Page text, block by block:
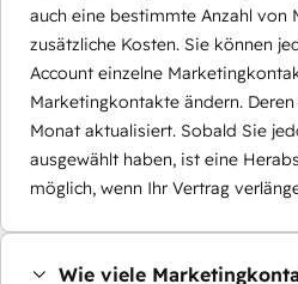
auch eine bestimmte Anzahl von
zusätzliche Kosten. Sie können
Account einzelne
Marketingkontakte ändern.
Monat aktualisiert. Sobald Sie
ausgewählt haben, ist eine
möglich, wenn Ihr Vertrag
Wie viele